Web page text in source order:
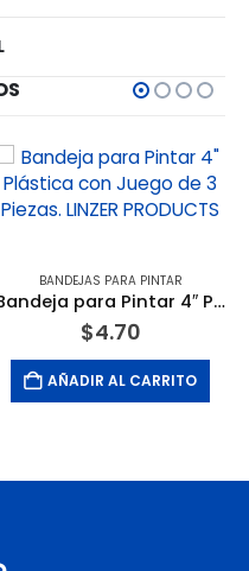
BANDEJAS PARA PINTAR
Bandeja para Pintar 4″ Plástica con Juego de 3 Piezas. LINZER PRODUCTS
$4.70
AÑADIR AL CARRITO